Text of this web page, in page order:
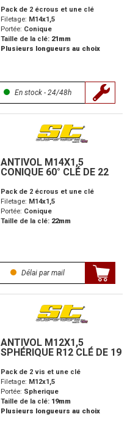
Pack de 2 écrous et une clé
Filetage: M14x1,5
Portée: Conique
Taille de la clé: 21mm
Plusieurs longueurs au choix
En stock - 24/48h
ANTIVOL M14X1,5
CONIQUE 60° CLÉ DE 22
Pack de 2 écrous et une clé
Filetage: M14x1,5
Portée: Conique
Taille de la clé: 22mm
Délai par mail
ANTIVOL M12X1,5
SPHÉRIQUE R12 CLÉ DE 19
Pack de 2 vis et une clé
Filetage: M12x1,5
Portée: Spherique
Taille de la clé: 19mm
Plusieurs longueurs au choix